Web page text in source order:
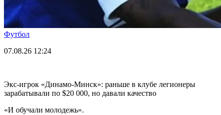
Футбол
07.08.26 12:24
Экс-игрок «Динамо-Минск»: раньше в клубе легионеры
зарабатывали по $20 000, но давали качество
«И обучали молодежь».